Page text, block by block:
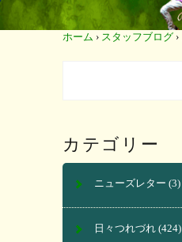
ホーム › スタッフブログ ›
カテゴリー
ニューズレター (3)
日々つれづれ (424)